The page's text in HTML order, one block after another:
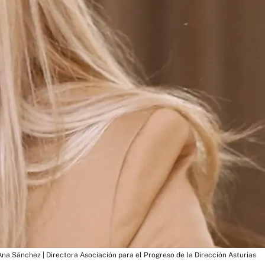
Sánchez | Directora Asociación para el Progreso de la Dirección Asturias